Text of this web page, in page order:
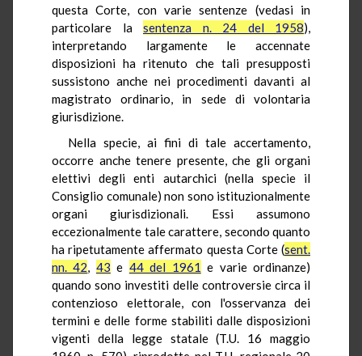
questa Corte, con varie sentenze (vedasi in
particolare la sentenza n. 24 del 1958),
interpretando largamente le accennate
disposizioni ha ritenuto che tali presupposti
sussistono anche nei procedimenti davanti al
magistrato ordinario, in sede di volontaria
giurisdizione.
Nella specie, ai fini di tale accertamento,
occorre anche tenere presente, che gli organi
elettivi degli enti autarchici (nella specie il
Consiglio comunale) non sono istituzionalmente
organi giurisdizionali. Essi assumono
eccezionalmente tale carattere, secondo quanto
ha ripetutamente affermato questa Corte (sent.
nn. 42, 43 e 44 del 1961 e varie ordinanze)
quando sono investiti delle controversie circa il
contenzioso elettorale, con l'osservanza dei
termini e delle forme stabiliti dalle disposizioni
vigenti della legge statale (T.U. 16 maggio